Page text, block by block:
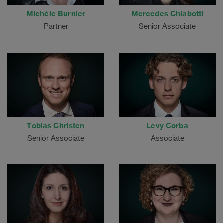
Michèle Burnier
Partner
Mercedes Chiabotti
Senior Associate
Tobias Christen
Senior Associate
Levy Corba
Associate